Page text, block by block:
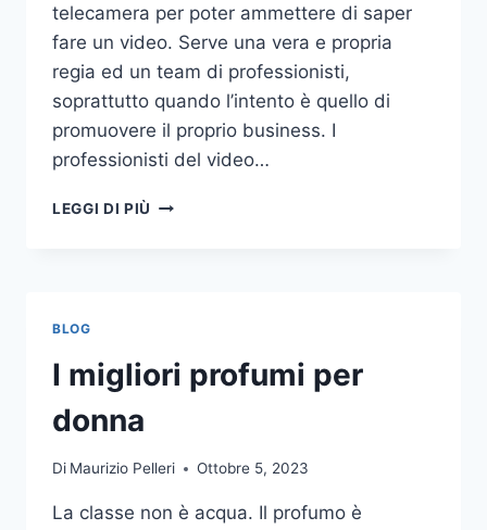
telecamera per poter ammettere di saper
fare un video. Serve una vera e propria
regia ed un team di professionisti,
soprattutto quando l’intento è quello di
promuovere il proprio business. I
professionisti del video…
LEGGI DI PIÙ
VIDEO
BLOG
I migliori profumi per
donna
Di Maurizio Pelleri Ottobre 5, 2023
La classe non è acqua. Il profumo è